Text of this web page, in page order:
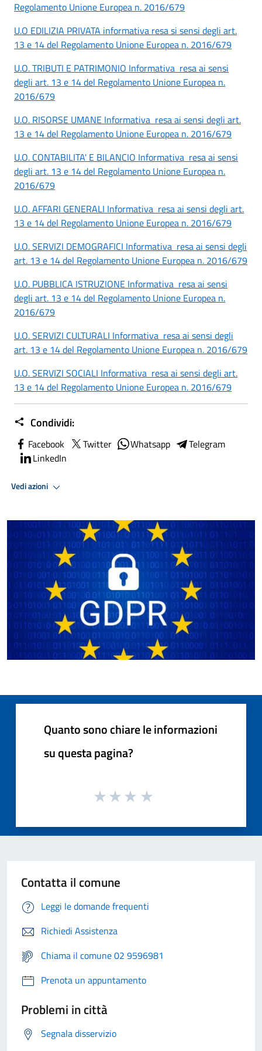
Regolamento Unione Europea n. 2016/679
U.O EDILIZIA PRIVATA informativa resa si sensi degli art.
13 e 14 del Regolamento Unione Europea n. 2016/679
U.O. TRIBUTI E PATRIMONIO Informativa resa ai sensi
degli art. 13 e 14 del Regolamento Unione Europea n.
2016/679
U.O. RISORSE UMANE Informativa resa ai sensi degli art.
13 e 14 del Regolamento Unione Europea n. 2016/679
U.O. CONTABILITA' E BILANCIO Informativa resa ai sensi
degli art. 13 e 14 del Regolamento Unione Europea n.
2016/679
U.O. AFFARI GENERALI Informativa resa ai sensi degli art.
13 e 14 del Regolamento Unione Europea n. 2016/679
U.O. SERVIZI DEMOGRAFICI Informativa resa ai sensi degli
art. 13 e 14 del Regolamento Unione Europea n. 2016/679
U.O. PUBBLICA ISTRUZIONE Informativa resa ai sensi
degli art. 13 e 14 del Regolamento Unione Europea n.
2016/679
U.O. SERVIZI CULTURALI Informativa resa ai sensi degli
art. 13 e 14 del Regolamento Unione Europea n. 2016/679
U.O. SERVIZI SOCIALI Informativa resa ai sensi degli art.
13 e 14 del Regolamento Unione Europea n. 2016/679
Condividi:
Facebook Twitter Whatsapp
Telegram
LinkedIn
Vedi azioni
Quanto sono chiare le informazioni
su questa pagina?
Contatta il comune
Leggi le domande frequenti
Richiedi Assistenza
Chiama il comune 02 9596981
Prenota un appuntamento
Problemi in città
Segnala disservizio